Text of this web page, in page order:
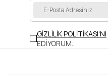
GİZLİLİK POLİTİKASI'NI
EDİYORUM.